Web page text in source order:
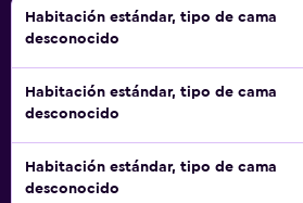
Habitación estándar, tipo de cama
desconocido
Habitación estándar, tipo de cama
desconocido
Habitación estándar, tipo de cama
desconocido